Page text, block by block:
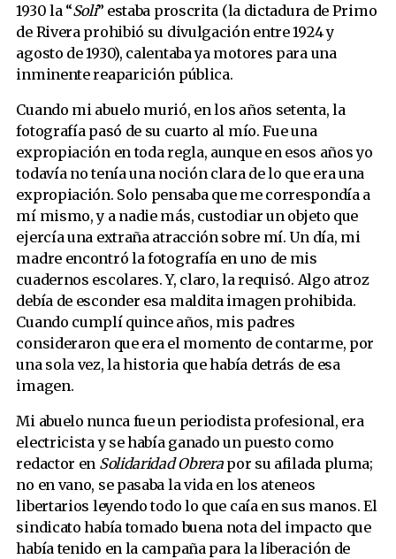
1930 la “Soli” estaba proscrita (la dictadura de Primo
de Rivera prohibió su divulgación entre 1924 y
agosto de 1930), calentaba ya motores para una
inminente reaparición pública.
Cuando mi abuelo murió, en los años setenta, la
fotografía pasó de su cuarto al mío. Fue una
expropiación en toda regla, aunque en esos años yo
todavía no tenía una noción clara de lo que era una
expropiación. Solo pensaba que me correspondía a
mí mismo, y a nadie más, custodiar un objeto que
ejercía una extraña atracción sobre mí. Un día, mi
madre encontró la fotografía en uno de mis
cuadernos escolares. Y, claro, la requisó. Algo atroz
debía de esconder esa maldita imagen prohibida.
Cuando cumplí quince años, mis padres
consideraron que era el momento de contarme, por
una sola vez, la historia que había detrás de esa
imagen.
Mi abuelo nunca fue un periodista profesional, era
electricista y se había ganado un puesto como
redactor en Solidaridad Obrerapor su afilada pluma;
no en vano, se pasaba la vida en los ateneos
libertarios leyendo todo lo que caía en sus manos. El
sindicato había tomado buena nota del impacto que
había tenido en la campaña para la liberación de